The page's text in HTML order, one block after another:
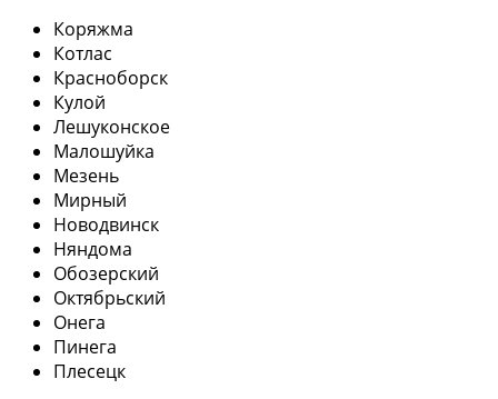
Коряжма
Котлас
Красноборск
Кулой
Лешуконское
Малошуйка
Мезень
Мирный
Новодвинск
Няндома
Обозерский
Октябрьский
Онега
Пинега
Плесецк